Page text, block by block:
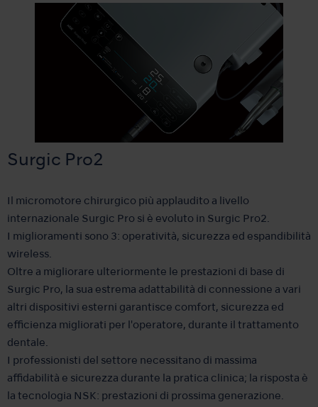
Surgic Pro2
Il micromotore chirurgico più applaudito a livello
internazionale Surgic Pro si è evoluto in Surgic Pro2.
I miglioramenti sono 3: operatività, sicurezza ed espandibilità
wireless.
Oltre a migliorare ulteriormente le prestazioni di base di
Surgic Pro, la sua estrema adattabilità di connessione a vari
altri dispositivi esterni garantisce comfort, sicurezza ed
efficienza migliorati per l'operatore, durante il trattamento
dentale.
I professionisti del settore necessitano di massima
affidabilità e sicurezza durante la pratica clinica; la risposta è
la tecnologia NSK: prestazioni di prossima generazione.